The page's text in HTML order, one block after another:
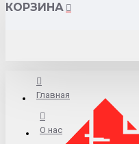
КОРЗИНА
Главная
О нас